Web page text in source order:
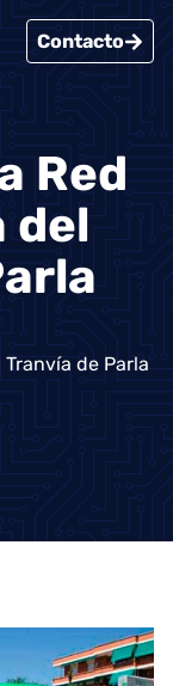
Contacto
Red
del
de Parla